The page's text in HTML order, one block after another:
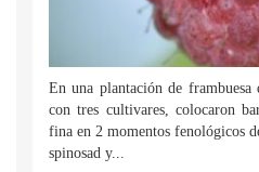
En una plantación de frambuesa
con tres cultivares, colocaron
fina en 2 momentos fenológicos
spinosad y...